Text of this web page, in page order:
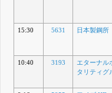
15:30
5631 日本製鋼所
10:40
3193
エターナル
タリティグ